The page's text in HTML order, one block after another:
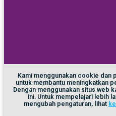
Kami menggunakan cookie dan
untuk membantu meningkatkan
Dengan menggunakan situs web
ini. Untuk mempelajari lebih
mengubah pengaturan, lihat